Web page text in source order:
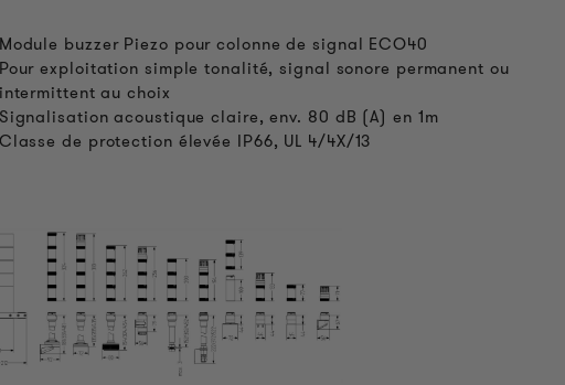
Module buzzer Piezo pour colonne de signal ECO40
Pour exploitation simple tonalité, signal sonore permanent ou
intermittent au choix
Signalisation acoustique claire, env. 80 dB (A) en 1m
Classe de protection élevée IP66, UL 4/4X/13